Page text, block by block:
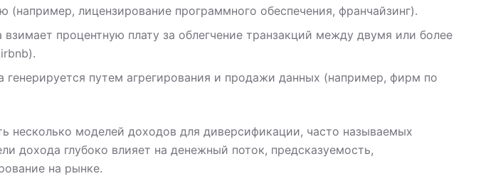
(например, лицензирование программного обеспечения, франчайзинг).
процентную плату за облегчение транзакций между двумя или более
путем агрегирования и продажи данных (например, фирм по
несколько моделей доходов для диверсификации, часто называемых
дохода глубоко влияет на денежный поток, предсказуемость,
на рынке.